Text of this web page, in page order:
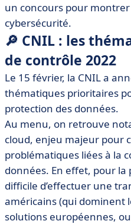
• 📈 Le nombre
data a quadruplé depuis
• 🥇 Le concours
avril à Rennes
• 📺 Cybersécurité à
webconférence
un concours pour
cybersécurité.
🔎 CNIL : les
de contrôle 2022
Le 15 février, la CNIL a
thématiques prioritaires
protection des données.
Au menu, on retrouve
cloud, enjeu majeur pour
problématiques liées à la
données. En effet, pour la
difficile d’effectuer une
américains (qui dominent
solutions européennes, ou